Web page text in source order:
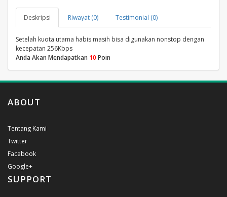
Deskripsi Riwayat (0) Testimonial (0)
Setelah kuota utama habis masih bisa digunakan nonstop dengan
kecepatan 256Kbps
Anda Akan Mendapatkan 10 Poin
ABOUT
Tentang Kami
Twitter
Facebook
Google+
SUPPORT